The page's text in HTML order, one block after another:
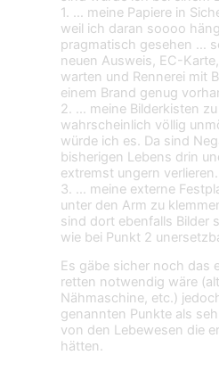
1. … meine Papiere in
weil ich daran soooo
pragmatisch gesehen …
neuen Ausweis, EC-
warten und Rennerei mit
einem Brand genug
2. … meine Bilderkisten
wahrscheinlich völlig
würde ich es. Da sind
bisherigen Lebens drin
extremst ungern verlieren.
3. … meine externe
unter den Arm zu
sind dort ebenfalls Bilder
wie bei Punkt 2
Es gäbe sicher noch das
retten notwendig wäre
Nähmaschine, etc.)
genannten Punkte als
von den Lebewesen die
hätten.